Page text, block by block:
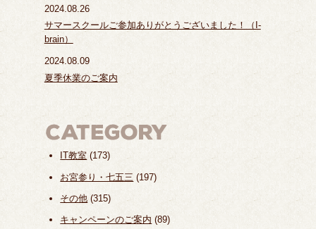
2024.08.26
サマースクールご参加ありがとうございました！（I-
brain）
2024.08.09
夏季休業のご案内
IT教室 (173)
お宮参り・七五三 (197)
その他 (315)
キャンペーンのご案内 (89)